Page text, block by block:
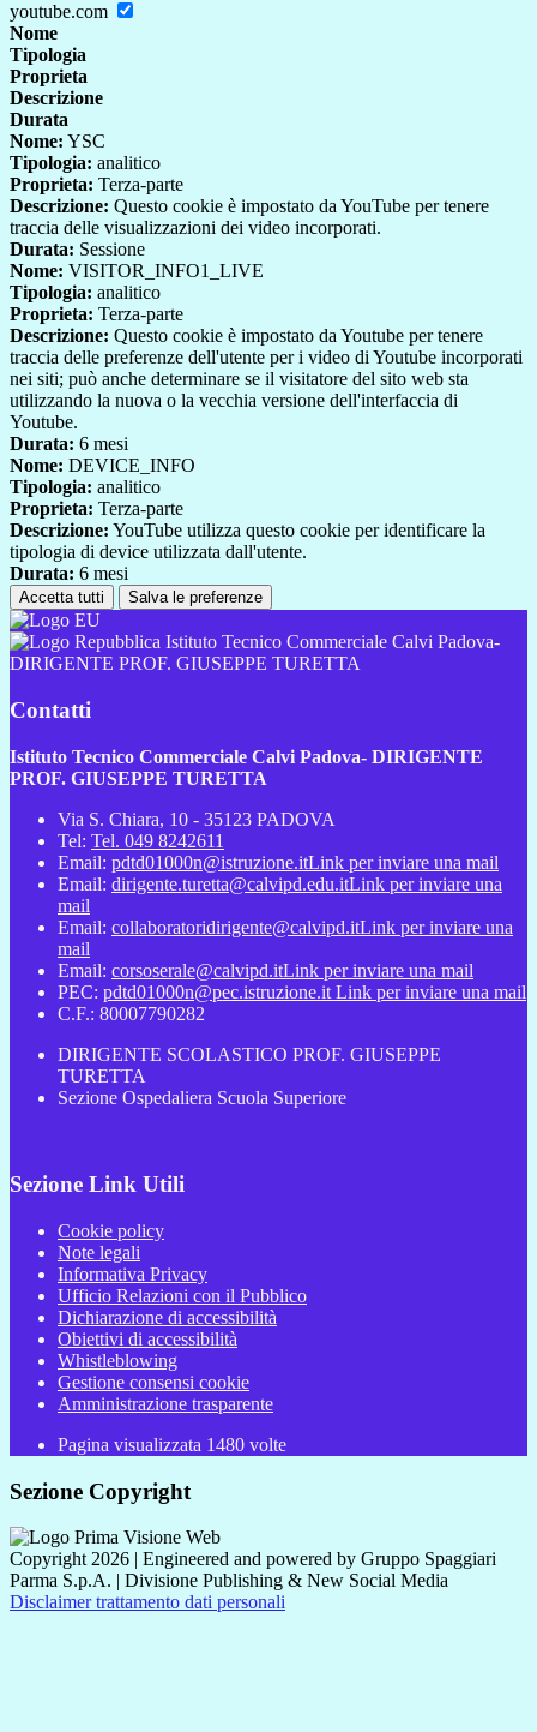
youtube.com
Nome
Tipologia
Proprieta
Descrizione
Durata
Nome: YSC
Tipologia: analitico
Proprieta: Terza-parte
Descrizione: Questo cookie è impostato da YouTube per tenere
traccia delle visualizzazioni dei video incorporati.
Durata: Sessione
Nome: VISITOR_INFO1_LIVE
Tipologia: analitico
Proprieta: Terza-parte
Descrizione: Questo cookie è impostato da Youtube per tenere
traccia delle preferenze dell'utente per i video di Youtube incorporati
nei siti; può anche determinare se il visitatore del sito web sta
utilizzando la nuova o la vecchia versione dell'interfaccia di
Youtube.
Durata: 6 mesi
Nome: DEVICE_INFO
Tipologia: analitico
Proprieta: Terza-parte
Descrizione: YouTube utilizza questo cookie per identificare la
tipologia di device utilizzata dall'utente.
Durata: 6 mesi
Accetta tutti Salva le preferenze
Istituto Tecnico Commerciale Calvi Padova-
DIRIGENTE PROF. GIUSEPPE TURETTA
Contatti
Istituto Tecnico Commerciale Calvi Padova- DIRIGENTE
PROF. GIUSEPPE TURETTA
Via S. Chiara, 10 - 35123 PADOVA
Tel: Tel. 049 8242611
Email: pdtd01000n@istruzione.itLink per inviare una mail
Email: dirigente.turetta@calvipd.edu.itLink per inviare una
mail
Email: collaboratoridirigente@calvipd.itLink per inviare una
mail
Email: corsoserale@calvipd.itLink per inviare una mail
PEC: pdtd01000n@pec.istruzione.it Link per inviare una mail
C.F.: 80007790282
DIRIGENTE SCOLASTICO PROF. GIUSEPPE
TURETTA
Sezione Ospedaliera Scuola Superiore
Sezione Link Utili
Cookie policy
Note legali
Informativa Privacy
Ufficio Relazioni con il Pubblico
Dichiarazione di accessibilità
Obiettivi di accessibilità
Whistleblowing
Gestione consensi cookie
Amministrazione trasparente
Pagina visualizzata 1480 volte
Sezione Copyright
Copyright 2026 | Engineered and powered by Gruppo Spaggiari
Parma S.p.A. | Divisione Publishing & New Social Media
Disclaimer trattamento dati personali